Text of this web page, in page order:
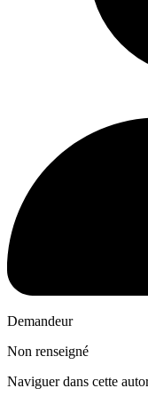
Demandeur
Non renseigné
Naviguer dans cette